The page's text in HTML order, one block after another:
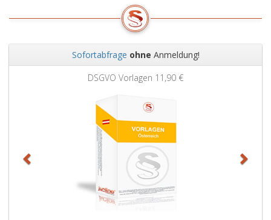
Sofortabfrage ohne Anmeldung!
DSGVO Vorlagen 11,90 €